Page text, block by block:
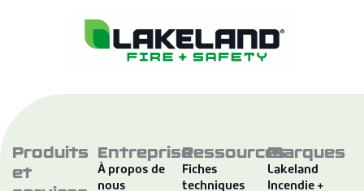
Produits
et
Entreprise
À propos de
nous
Ressources
Fiches
techniques
Marques
Lakeland
Incendie +